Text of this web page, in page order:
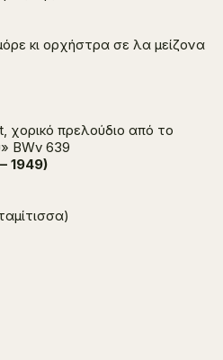
κι ορχήστρα σε λα μείζονα
χορικό πρελούδιο από το
BWv 639
1949)